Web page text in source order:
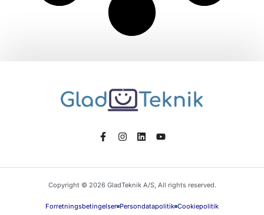
Copyright © 2026 GladTeknik A/S, All rights reserved.
Forretningsbetingelser Persondatapolitik Cookiepolitik